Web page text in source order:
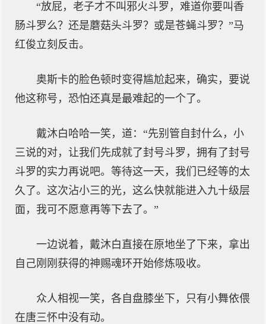
“放屁，老子才不叫邪火斗罗，难道你要叫香
肠斗罗么？还是蘑菇头斗罗？或是苍蝇斗罗？”马
红俊立刻反击。
奥斯卡的脸色顿时变得尴尬起来，确实，要说
他这称号，恐怕还真是最难起的一个了。
戴沐白哈哈一笑，道：“先别管自封什么，小
三说的对，让我们先成就了封号斗罗，拥有了封号
斗罗的实力再说吧。等待这一天，我们已经等的太
久了。这次沾小三的光，这么快就能进入九十级层
面，我可不愿意再等下去了。”
一边说着，戴沐白直接在原地坐了下来，拿出
自己刚刚获得的神赐魂环开始修炼吸收。
众人相视一笑，各自盘膝坐下，只有小舞依偎
在唐三怀中没有动。